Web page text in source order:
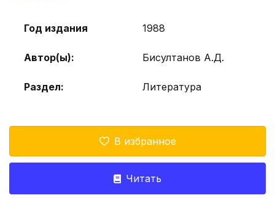
Год издания 1988
Автор(ы): Бисултанов А.Д.
Раздел: Литература
В избранное
Читать